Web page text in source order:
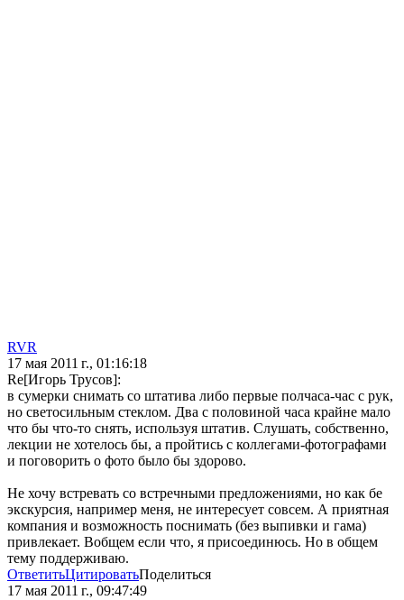
RVR
17 мая 2011 г., 01:16:18
Re[Игорь Трусов]:
в сумерки снимать со штатива либо первые полчаса-час с рук,
но светосильным стеклом. Два с половиной часа крайне мало
что бы что-то снять, используя штатив. Слушать, собственно,
лекции не хотелось бы, а пройтись с коллегами-фотографами
и поговорить о фото было бы здорово.
Не хочу встревать со встречными предложениями, но как бе
экскурсия, например меня, не интересует совсем. А приятная
компания и возможность поснимать (без выпивки и гама)
привлекает. Вобщем если что, я присоединюсь. Но в общем
тему поддерживаю.
ОтветитьЦитироватьПоделиться
17 мая 2011 г., 09:47:49